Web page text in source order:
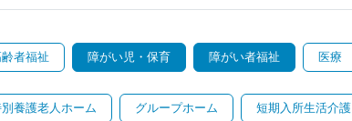
者福祉 障がい児・保育 障がい者福祉 医療
養護老人ホーム グループホーム 短期入所生活介護